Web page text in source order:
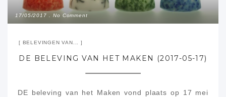
17/05/2017 No Comment
BELEVINGEN VAN...
DE BELEVING VAN HET MAKEN (2017-05-17)
DE beleving van het Maken vond plaats op 17 mei